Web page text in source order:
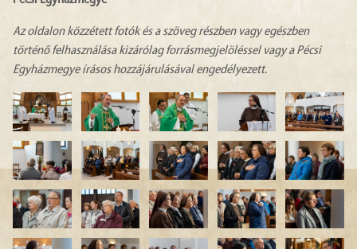
Az oldalon közzétett fotók és a szöveg részben vagy egészben
történő felhasználása kizárólag forrásmegjelöléssel vagy a Pécsi
Egyházmegye írásos hozzájárulásával engedélyezett.